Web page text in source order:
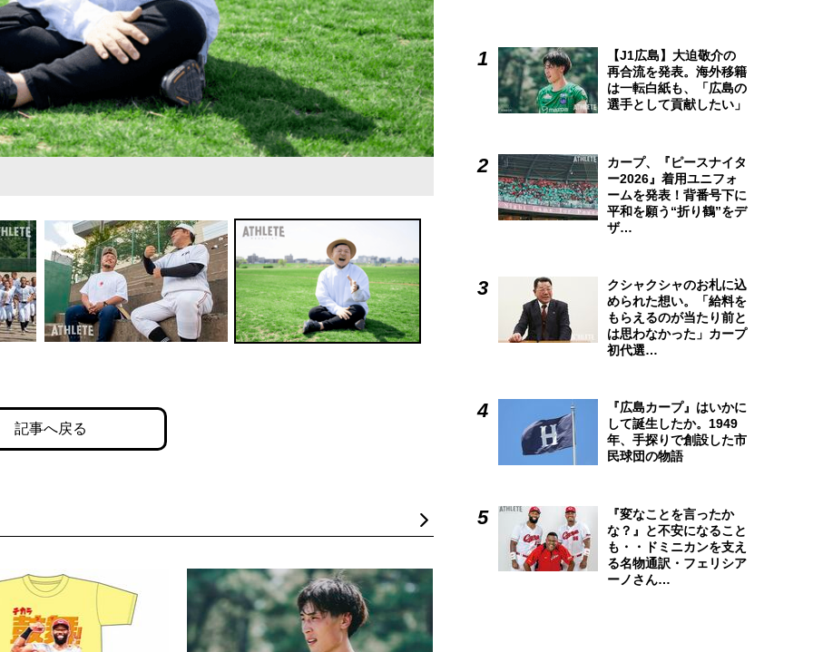
記事へ戻る
【J1広島】大迫敬介の
再合流を発表。海外移籍
は一転白紙も、「広島の
選手として貢献したい」
カープ、『ピースナイタ
ー2026』着用ユニフォ
ームを発表！背番号下に
平和を願う“折り鶴”をデ
ザ…
クシャクシャのお札に込
められた想い。「給料を
もらえるのが当たり前と
は思わなかった」カープ
初代選…
『広島カープ』はいかに
して誕生したか。1949
年、手探りで創設した市
民球団の物語
『変なことを言ったか
な？』と不安になること
も・・ドミニカンを支え
る名物通訳・フェリシア
ーノさん…